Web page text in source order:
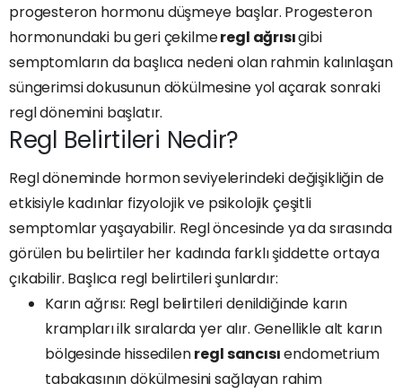
progesteron hormonu düşmeye başlar. Progesteron
hormonundaki bu geri çekilmeregl ağrısıgibi
semptomların da başlıca nedeni olan rahmin kalınlaşan
süngerimsi dokusunun dökülmesine yol açarak sonraki
regl dönemini başlatır.
Regl Belirtileri Nedir?
Regl döneminde hormon seviyelerindeki değişikliğin de
etkisiyle kadınlar fizyolojik ve psikolojik çeşitli
semptomlar yaşayabilir. Regl öncesinde ya da sırasında
görülen bu belirtiler her kadında farklı şiddette ortaya
çıkabilir. Başlıca regl belirtileri şunlardır:
Karın ağrısı: Regl belirtileri denildiğinde karın
krampları ilk sıralarda yer alır. Genellikle alt karın
bölgesinde hissedilenregl sancısıendometrium
tabakasının dökülmesini sağlayan rahim